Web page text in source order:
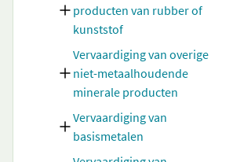
producten van rubber of
kunststof
Vervaardiging van overige
niet-metaalhoudende
minerale producten
Vervaardiging van
basismetalen